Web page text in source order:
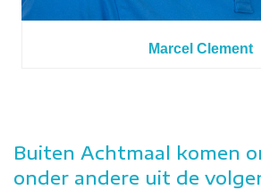
Marcel Clement
Buiten Achtmaal komen
onder andere uit de